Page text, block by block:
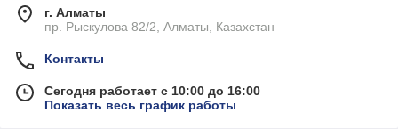
г. Алматы
пр. Рыскулова 82/2, Алматы, Казахстан
Контакты
Сегодня работает с 10:00 до 16:00
Показать весь график работы